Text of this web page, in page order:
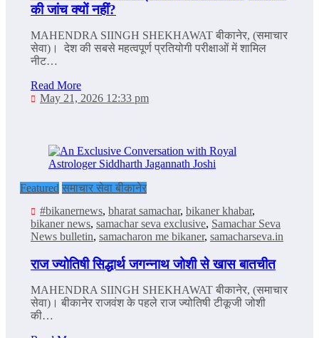
की जांच क्यों नहीं?
MAHENDRA SIINGH SHEKHAWAT बीकानेर, (समाचार
सेवा)। देश की सबसे महत्वपूर्ण प्रतियोगी परीक्षाओं में शामिल
नीट…
Read More
May 21, 2026 12:33 pm
Featured समाचार सेवा बीकानेर
#bikanernews, bharat samachar, bikaner khabar,
bikaner news, samachar seva exclusive, Samachar Seva
News bulletin, samacharon me bikaner, samacharseva.in
राज ज्‍योतिषी सिद्धार्थ जगन्‍नाथ जोशी से खास बातचीत
MAHENDRA SIINGH SHEKHAWAT बीकानेर, (समाचार
सेवा)। बीकानेर राजवंश के पहले राज ज्‍योतिषी टीकूजी जोशी
की…